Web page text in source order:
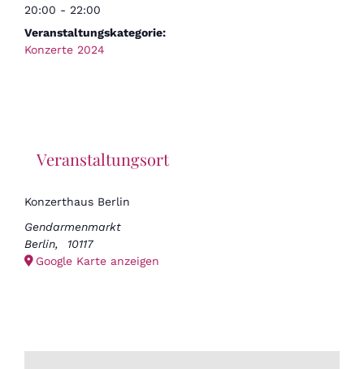
20:00 - 22:00
Veranstaltungskategorie:
Konzerte 2024
Veranstaltungsort
Konzerthaus Berlin
Gendarmenmarkt
Berlin,
10117
Google Karte anzeigen